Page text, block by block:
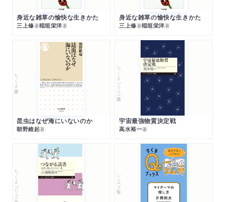
身近な雑草の愉快な生きかた
三上修著稲垣栄洋著
身近な雑草の愉快な生きかた
三上修著稲垣栄洋著
ちくま新書
昆虫はなぜ海にいないのか
朝野維起著
ちくまプリマー新書
宇宙最強物質決定戦
高水裕一著
ちくまプリマー新書 シリーズ・全集